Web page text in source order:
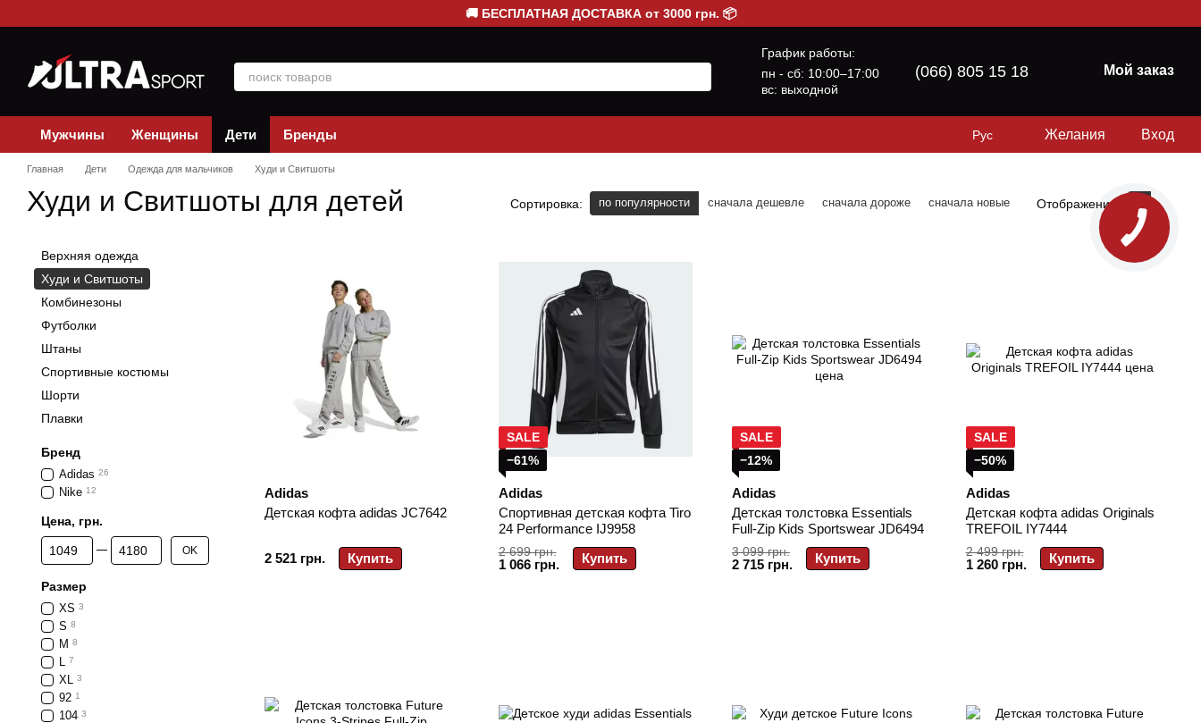
🚚 БЕСПЛАТНАЯ ДОСТАВКА от 3000 грн. 📦
График работы:
пн - сб: 10:00–17:00
вс: выходной
(066) 805 15 18 Мой заказ
Мужчины Женщины Дети Бренды Рус Желания Вход
Главная Дети Одежда для мальчиков Худи и Свитшоты
Худи и Свитшоты для детей Сортировка: по популярности сначала дешевле сначала дороже сначала новые Отображение:
Adidas
Детская кофта adidas JC7642
2 521 грн. Купить
SALE
−61%
Adidas
Спортивная детская кофта Tiro
24 Performance IJ9958
2 699 грн.
1 066 грн. Купить
SALE
−12%
Adidas
Детская толстовка Essentials
Full-Zip Kids Sportswear JD6494
3 099 грн.
2 715 грн. Купить
SALE
−50%
Adidas
Детская кофта adidas Originals
TREFOIL IY7444
2 499 грн.
1 260 грн. Купить
Верхняя одежда
Худи и Свитшоты
Комбинезоны
Футболки
Штаны
Спортивные костюмы
Шорти
Плавки
Бренд
Adidas 26
Nike 12
Цена, грн.
От Цена, грн.
До Цена, грн. OK
Размер
XS 3
S 8
M 8
L 7
XL 3
92 1
104 3